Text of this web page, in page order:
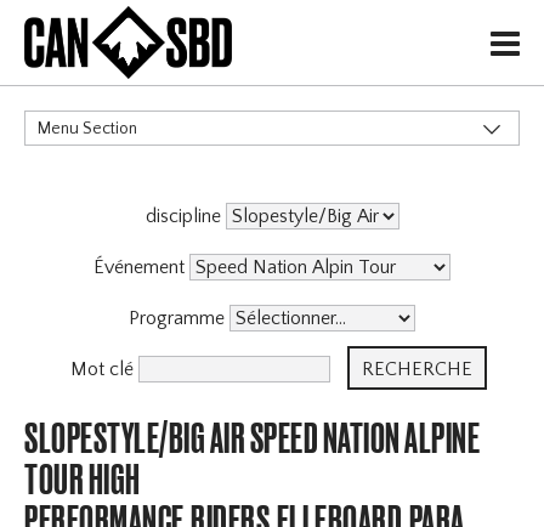
H
Menu Section
discipline
Événement
Programme
Mot clé
SLOPESTYLE/BIG AIR SPEED NATION ALPINE
TOUR HIGH